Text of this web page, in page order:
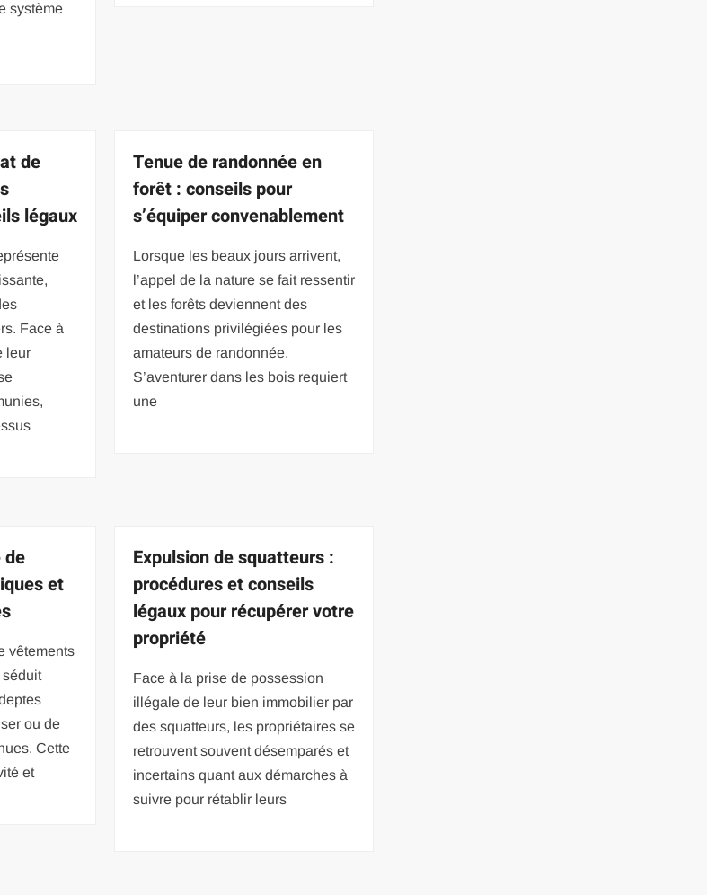
système
de
légaux
Face à
leur
Tenue de randonnée en
forêt : conseils pour
s’équiper convenablement
Lorsque les beaux jours arrivent,
l’appel de la nature se fait ressentir
et les forêts deviennent des
destinations privilégiées pour les
amateurs de randonnée.
S’aventurer dans les bois requiert
une
de
et
vêtements
séduit
ou de
Cette
et
Expulsion de squatteurs :
procédures et conseils
légaux pour récupérer votre
propriété
Face à la prise de possession
illégale de leur bien immobilier par
des squatteurs, les propriétaires se
retrouvent souvent désemparés et
incertains quant aux démarches à
suivre pour rétablir leurs